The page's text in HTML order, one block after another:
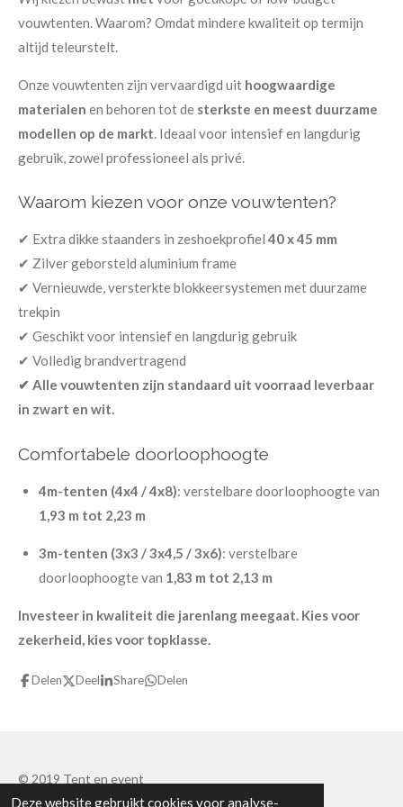
Deze website gebruikt cookies voor analyse-
vouwtenten. Waarom? Omdat mindere kwaliteit op termijn
altijd teleurstelt.
Onze vouwtenten zijn vervaardigd uit hoogwaardige
materialen en behoren tot de sterkste en meest duurzame
modellen op de markt . Ideaal voor intensief en langdurig
gebruik, zowel professioneel als privé.
Waarom kiezen voor onze vouwtenten?
✔ Extra dikke staanders in zeshoekprofiel 40 x 45 mm
✔ Zilver geborsteld aluminium frame
✔ Vernieuwde, versterkte blokkeersystemen met duurzame
trekpin
✔ Geschikt voor intensief en langdurig gebruik
✔ Volledig brandvertragend
✔ Alle vouwtenten zijn standaard uit voorraad leverbaar
in zwart en wit.
Comfortabele doorloophoogte
4m-tenten (4x4 / 4x8): verstelbare doorloophoogte van
1,93 m tot 2,23 m
3m-tenten (3x3 / 3x4,5 / 3x6): verstelbare
doorloophoogte van 1,83 m tot 2,13 m
Investeer in kwaliteit die jarenlang meegaat. Kies voor
zekerheid, kies voor topklasse.
Delen Deel Share Delen
© 2019 Tent en event
Powered byJouwWeb